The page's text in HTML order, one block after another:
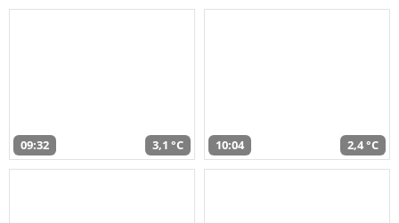
09:32 3,1 °C 10:04 2,4 °C